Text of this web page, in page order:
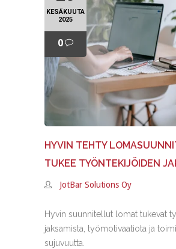
KESÄKUUTA
2025
0
HYVIN TEHTY
TUKEE TYÖNTEKIJÖIDEN
JotBar Solutions Oy
Hyvin suunnitellut lomat tukevat
jaksamista, työmotivaatiota ja
sujuvuutta.